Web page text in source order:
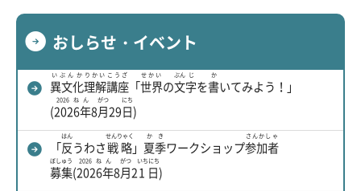
おしらせ・イベント
異文化
いぶんか
理解
りかい
講座
こうざ
「世界
せかい
の文
ぶん
字
じ
を書
か
いてみよう！」
(2026年
2026ねん
8月
がつ
29日
にち
)
「反
はん
うわさ戦略
せんりゃく
」 夏季
かき
ワークショップ参加者
さんかしゃ
募集
ぼしゅう
(2026年
2026ねん
8月
がつ
21日
いちにち
)